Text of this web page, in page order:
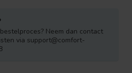
Neem dan contact
via support@comfort-